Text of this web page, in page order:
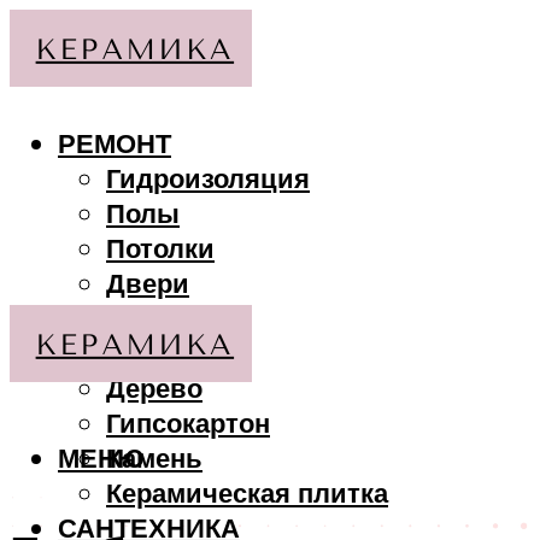
РЕМОНТ
Гидроизоляция
Полы
Потолки
Двери
МАТЕРИАЛЫ
Дерево
Гипсокартон
Камень
Керамическая плитка
САНТЕХНИКА
МЕНЮ